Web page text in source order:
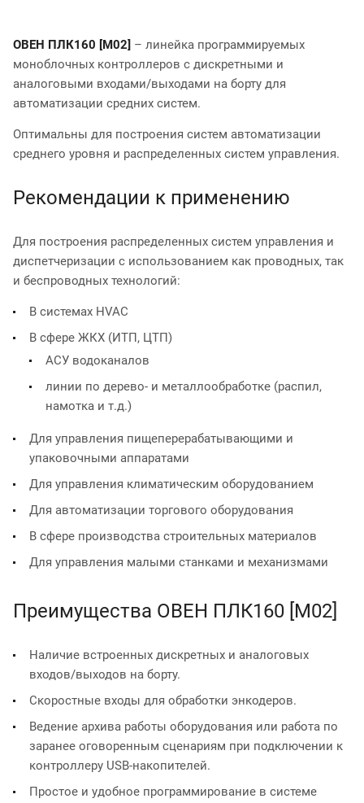
ОВЕН ПЛК160 [М02] – линейка программируемых
моноблочных контроллеров с дискретными и
аналоговыми входами/выходами на борту для
автоматизации средних систем.
Оптимальны для построения систем автоматизации
среднего уровня и распределенных систем управления.
Рекомендации к применению
Для построения распределенных систем управления и
диспетчеризации с использованием как проводных, так
и беспроводных технологий:
В системах HVAC
В сфере ЖКХ (ИТП, ЦТП)
АСУ водоканалов
линии по дерево- и металлообработке (распил,
намотка и т.д.)
Для управления пищеперерабатывающими и
упаковочными аппаратами
Для управления климатическим оборудованием
Для автоматизации торгового оборудования
В сфере производства строительных материалов
Для управления малыми станками и механизмами
Преимущества ОВЕН ПЛК160 [М02]
Наличие встроенных дискретных и аналоговых
входов/выходов на борту.
Скоростные входы для обработки энкодеров.
Ведение архива работы оборудования или работа по
заранее оговоренным сценариям при подключении к
контроллеру USB-накопителей.
Простое и удобное программирование в системе